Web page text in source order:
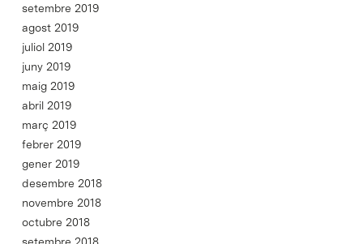
setembre 2019
agost 2019
juliol 2019
juny 2019
maig 2019
abril 2019
març 2019
febrer 2019
gener 2019
desembre 2018
novembre 2018
octubre 2018
setembre 2018